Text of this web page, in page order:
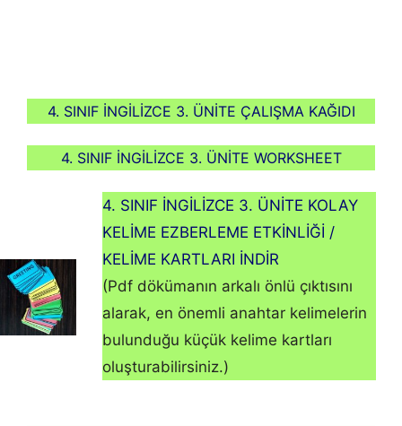
4. SINIF İNGİLİZCE 3. ÜNİTE ÇALIŞMA KAĞIDI
4. SINIF İNGİLİZCE 3. ÜNİTE WORKSHEET
4. SINIF İNGİLİZCE 3. ÜNİTE KOLAY
KELİME EZBERLEME ETKİNLİĞİ /
KELİME KARTLARI İNDİR
(Pdf dökümanın arkalı önlü çıktısını
alarak, en önemli anahtar kelimelerin
bulunduğu küçük kelime kartları
oluşturabilirsiniz.)